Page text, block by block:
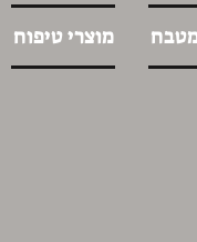
מוצרי טיפוח